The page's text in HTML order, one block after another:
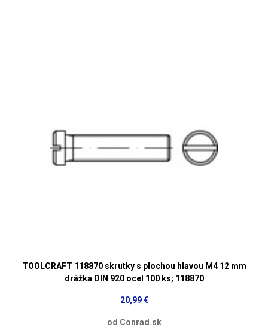
TOOLCRAFT 118870 skrutky s plochou hlavou M4 12 mm
drážka DIN 920 ocel 100 ks; 118870
20,99 €
od Conrad.sk